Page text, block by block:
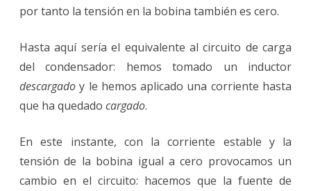
por tanto la tensión en la bobina también es cero.
Hasta aquí sería el equivalente al circuito de carga
del condensador: hemos tomado un inductor
descargado y le hemos aplicado una corriente hasta
que ha quedado cargado.
En este instante, con la corriente estable y la
tensión de la bobina igual a cero provocamos un
cambio en el circuito: hacemos que la fuente de